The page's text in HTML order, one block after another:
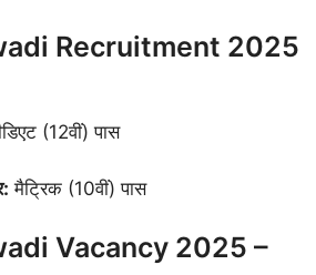
Recruitment 2025
(12वीं) पास
मैट्रिक (10वीं) पास
Vacancy 2025 –